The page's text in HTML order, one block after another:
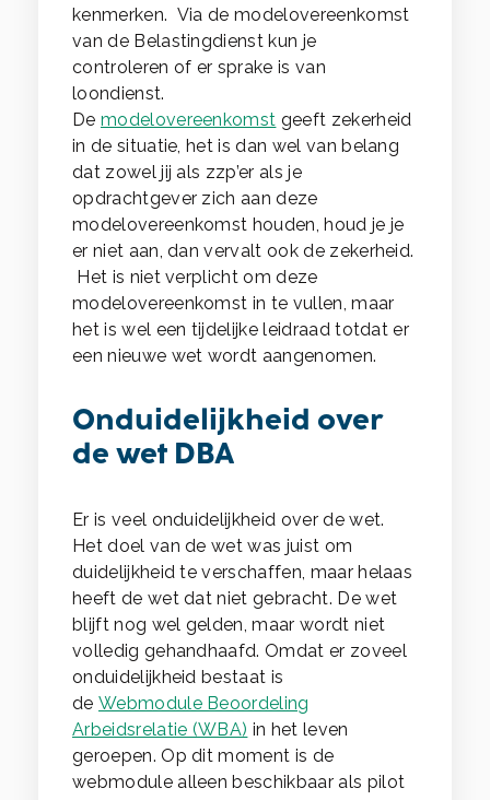
kenmerken. Via de modelovereenkomst
van de Belastingdienst kun je
controleren of er sprake is van
loondienst.
De modelovereenkomst geeft zekerheid
in de situatie, het is dan wel van belang
dat zowel jij als zzp’er als je
opdrachtgever zich aan deze
modelovereenkomst houden, houd je je
er niet aan, dan vervalt ook de zekerheid.
Het is niet verplicht om deze
modelovereenkomst in te vullen, maar
het is wel een tijdelijke leidraad totdat er
een nieuwe wet wordt aangenomen.
Onduidelijkheid over
de wet DBA
Er is veel onduidelijkheid over de wet.
Het doel van de wet was juist om
duidelijkheid te verschaffen, maar helaas
heeft de wet dat niet gebracht. De wet
blijft nog wel gelden, maar wordt niet
volledig gehandhaafd. Omdat er zoveel
onduidelijkheid bestaat is
de Webmodule Beoordeling
Arbeidsrelatie (WBA) in het leven
geroepen. Op dit moment is de
webmodule alleen beschikbaar als pilot